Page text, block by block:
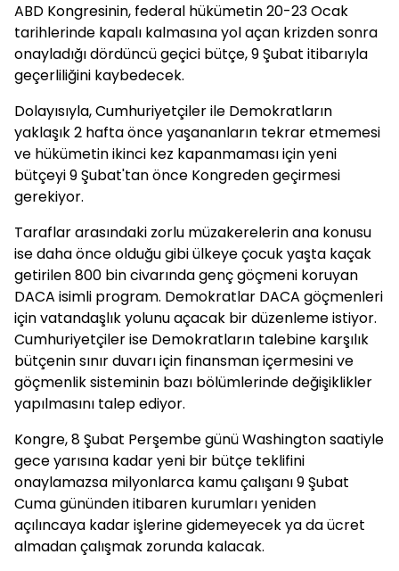
ABD Kongresinin, federal hükümetin 20-23 Ocak
tarihlerinde kapalı kalmasına yol açan krizden sonra
onayladığı dördüncü geçici bütçe, 9 Şubat itibarıyla
geçerliliğini kaybedecek.
Dolayısıyla, Cumhuriyetçiler ile Demokratların
yaklaşık 2 hafta önce yaşananların tekrar etmemesi
ve hükümetin ikinci kez kapanmaması için yeni
bütçeyi 9 Şubat'tan önce Kongreden geçirmesi
gerekiyor.
Taraflar arasındaki zorlu müzakerelerin ana konusu
ise daha önce olduğu gibi ülkeye çocuk yaşta kaçak
getirilen 800 bin civarında genç göçmeni koruyan
DACA isimli program. Demokratlar DACA göçmenleri
için vatandaşlık yolunu açacak bir düzenleme istiyor.
Cumhuriyetçiler ise Demokratların talebine karşılık
bütçenin sınır duvarı için finansman içermesini ve
göçmenlik sisteminin bazı bölümlerinde değişiklikler
yapılmasını talep ediyor.
Kongre, 8 Şubat Perşembe günü Washington saatiyle
gece yarısına kadar yeni bir bütçe teklifini
onaylamazsa milyonlarca kamu çalışanı 9 Şubat
Cuma gününden itibaren kurumları yeniden
açılıncaya kadar işlerine gidemeyecek ya da ücret
almadan çalışmak zorunda kalacak.